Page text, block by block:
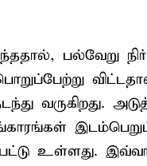
பல்வேறு
வருகிறது.
உள்ளது.